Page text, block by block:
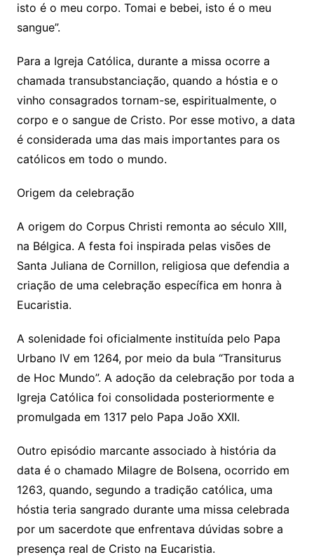
isto é o meu corpo. Tomai e bebei, isto é o meu
sangue”.
Para a Igreja Católica, durante a missa ocorre a
chamada transubstanciação, quando a hóstia e o
vinho consagrados tornam-se, espiritualmente, o
corpo e o sangue de Cristo. Por esse motivo, a data
é considerada uma das mais importantes para os
católicos em todo o mundo.
Origem da celebração
A origem do Corpus Christi remonta ao século XIII,
na Bélgica. A festa foi inspirada pelas visões de
Santa Juliana de Cornillon, religiosa que defendia a
criação de uma celebração específica em honra à
Eucaristia.
A solenidade foi oficialmente instituída pelo Papa
Urbano IV em 1264, por meio da bula “Transiturus
de Hoc Mundo”. A adoção da celebração por toda a
Igreja Católica foi consolidada posteriormente e
promulgada em 1317 pelo Papa João XXII.
Outro episódio marcante associado à história da
data é o chamado Milagre de Bolsena, ocorrido em
1263, quando, segundo a tradição católica, uma
hóstia teria sangrado durante uma missa celebrada
por um sacerdote que enfrentava dúvidas sobre a
presença real de Cristo na Eucaristia.